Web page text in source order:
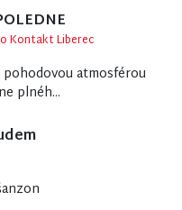
Kontakt Liberec
atmosférou
plnéh...